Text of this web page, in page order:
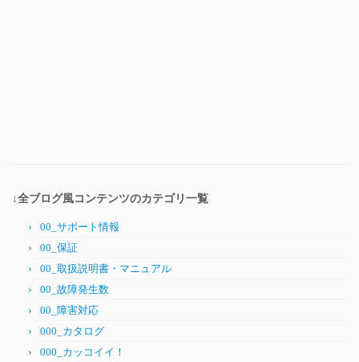
↓全ブログ風コンテンツのカテゴリ一覧
00_サポート情報
00_保証
00_取扱説明書・マニュアル
00_故障発生数
00_障害対応
000_カタログ
000_カッコイイ！